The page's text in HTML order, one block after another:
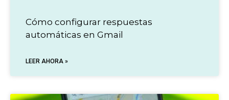
Cómo configurar respuestas
automáticas en Gmail
LEER AHORA »